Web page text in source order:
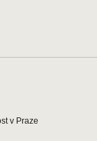
v Praze